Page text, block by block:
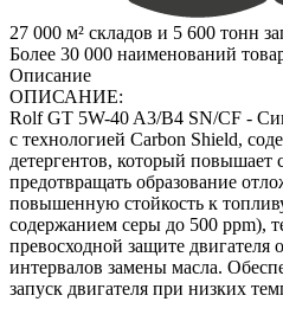
27 000 м² складов и 5 600 тонн
Более 30 000 наименований
Описание
ОПИСАНИЕ:
Rolf GT 5W-40 A3/B4 SN/CF -
с технологией Carbon Shield,
детергентов, который повышает
предотвращать образование
повышенную стойкость к
содержанием серы до 500 ppm),
превосходной защите двигателя
интервалов замены масла.
запуск двигателя при низких